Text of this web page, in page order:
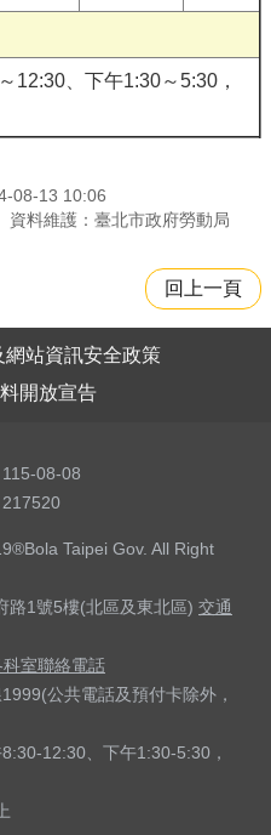
、下午1:30～5:30，
08-13 10:06
資料維護：臺北市政府勞動局
回上一頁
網站資訊安全政策
開放宣告
115-08-08
217520
Taipei Gov. All Right
路1號5樓(北區及東北區) 交通
科室聯絡電話
公共電話及預付卡除外，
12:30、下午1:30-5:30，